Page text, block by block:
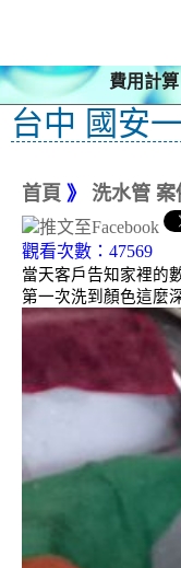
費用計算
台中 國安
首頁 》 洗水管 案
觀看次數：47569
當天客戶告知家裡的
第一次洗到顏色這麼